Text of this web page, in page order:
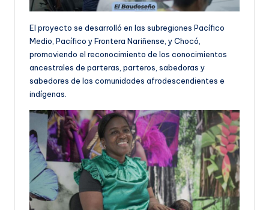
El proyecto se desarrolló en las subregiones Pacífico
Medio, Pacífico y Frontera Nariñense, y Chocó,
promoviendo el reconocimiento de los conocimientos
ancestrales de parteras, parteros, sabedoras y
sabedores de las comunidades afrodescendientes e
indígenas.